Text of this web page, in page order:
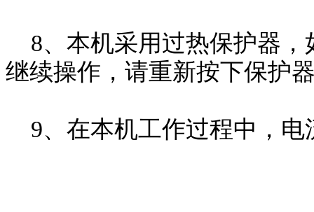
8、本机采用过热保护器，
继续操作，请重新按下保护
9、在本机工作过程中，电